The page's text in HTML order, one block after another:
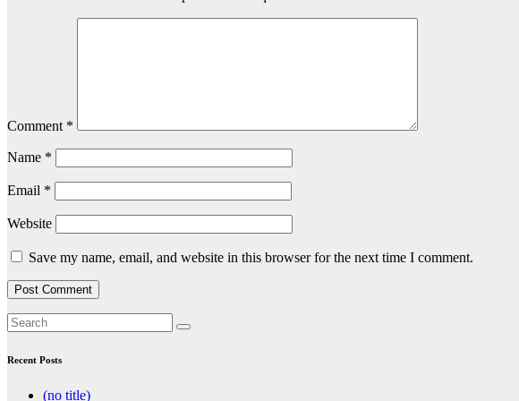
Comment *
Name *
Email *
Website
Save my name, email, and website in this browser for the next time I comment.
Recent Posts
(no title)